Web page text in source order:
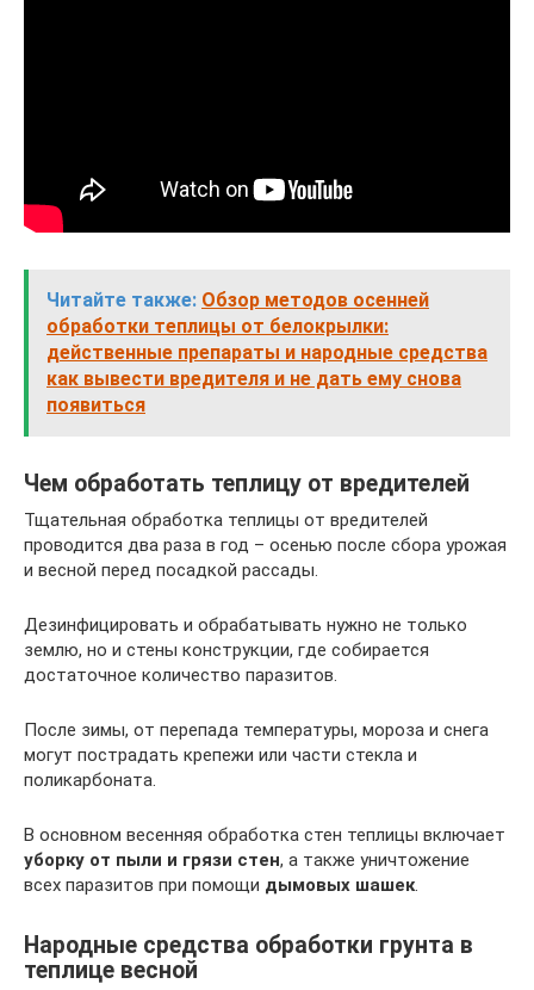
Читайте также: Обзор методов осенней
обработки теплицы от белокрылки:
действенные препараты и народные средства
как вывести вредителя и не дать ему снова
появиться
Чем обработать теплицу от вредителей
Тщательная обработка теплицы от вредителей
проводится два раза в год – осенью после сбора урожая
и весной перед посадкой рассады.
Дезинфицировать и обрабатывать нужно не только
землю, но и стены конструкции, где собирается
достаточное количество паразитов.
После зимы, от перепада температуры, мороза и снега
могут пострадать крепежи или части стекла и
поликарбоната.
В основном весенняя обработка стен теплицы включает
уборку от пыли и грязи стен, а также уничтожение
всех паразитов при помощи дымовых шашек.
Народные средства обработки грунта в
теплице весной